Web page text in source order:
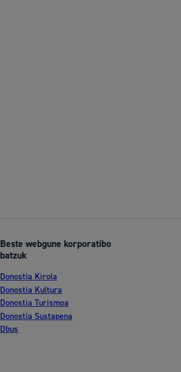
Beste webgune korporatibo
batzuk
Donostia Kirola
Donostia Kultura
Donostia Turismoa
Donostia Sustapena
Dbus